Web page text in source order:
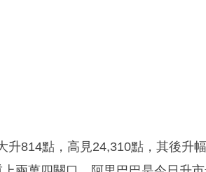
升814點，高見24,310點，其後升